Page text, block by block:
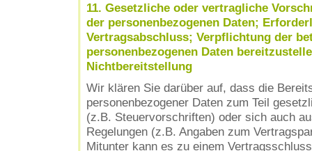
11. Gesetzliche oder vertragliche
der personenbezogenen Daten;
Vertragsabschluss; Verpflichtung der
personenbezogenen Daten
Nichtbereitstellung
Wir klären Sie darüber auf, dass die
personenbezogener Daten zum Teil
(z.B. Steuervorschriften) oder sich auch
Regelungen (z.B. Angaben zum
Mitunter kann es zu einem